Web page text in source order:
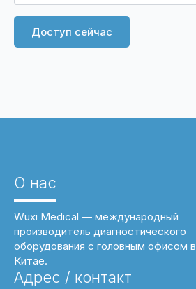
Доступ сейчас
О нас
Wuxi Medical — международный
производитель диагностического
оборудования с головным офисом в
Китае.
Адрес / контакт